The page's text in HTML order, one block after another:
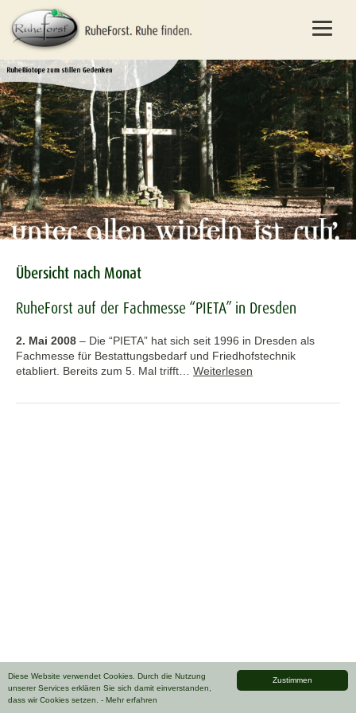
Zustimmen
Diese Website verwendet Cookies. Durch die Nutzung
unserer Services erklären Sie sich damit einverstanden,
dass wir Cookies setzen. - Mehr erfahren
Übersicht nach Monat
RuheForst auf der Fachmesse “PIETA” in Dresden
2. Mai 2008 – Die “PIETA” hat sich seit 1996 in Dresden als
Fachmesse für Bestattungsbedarf und Friedhofstechnik
etabliert. Bereits zum 5. Mal trifft… Weiterlesen